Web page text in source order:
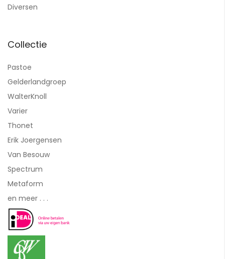
Diversen
Collectie
Pastoe
Gelderlandgroep
WalterKnoll
Varier
Thonet
Erik Joergensen
Van Besouw
Spectrum
Metaform
en meer . . .